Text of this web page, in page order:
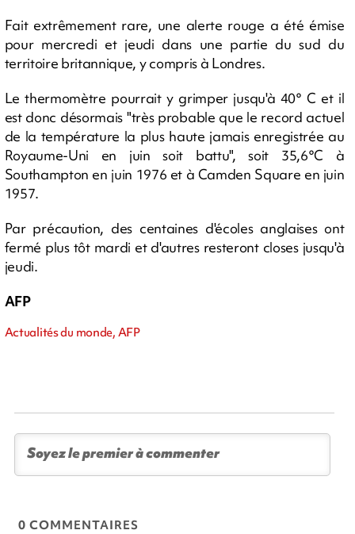
Fait extrêmement rare, une alerte rouge a été émise
pour mercredi et jeudi dans une partie du sud du
territoire britannique, y compris à Londres.
Le thermomètre pourrait y grimper jusqu'à 40° C et il
est donc désormais "très probable que le record actuel
de la température la plus haute jamais enregistrée au
Royaume-Uni en juin soit battu", soit 35,6°C à
Southampton en juin 1976 et à Camden Square en juin
1957.
Par précaution, des centaines d'écoles anglaises ont
fermé plus tôt mardi et d'autres resteront closes jusqu'à
jeudi.
AFP
Actualités du monde, AFP
0 COMMENTAIRES